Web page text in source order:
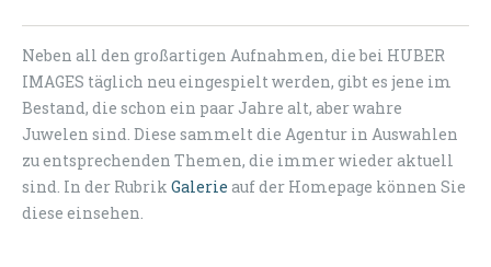
Neben all den großartigen Aufnahmen, die bei HUBER
IMAGES täglich neu eingespielt werden, gibt es jene im
Bestand, die schon ein paar Jahre alt, aber wahre
Juwelen sind. Diese sammelt die Agentur in Auswahlen
zu entsprechenden Themen, die immer wieder aktuell
sind. In der Rubrik Galerie auf der Homepage können Sie
diese einsehen.